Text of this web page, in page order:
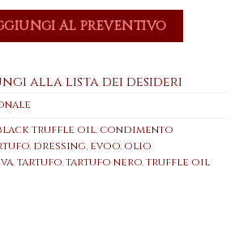
al Tartufo Nero 100ml
AL PREVENTIVO
alla lista dei desideri
truffle oil, condimento
, dressing, evoo, olio
,tartufo,tartufo nero,truffle oil